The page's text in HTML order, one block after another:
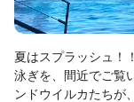
夏はスプラッシュ！
泳ぎを、間近でご覧
ンドウイルカたちが